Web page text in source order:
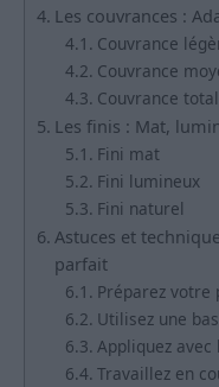
Les couvrances :
Couvrance
Couvrance
Couvrance
Les finis : Mat,
Fini mat
Fini lumineux
Fini naturel
Astuces et
parfait
Préparez votre
Utilisez une
Appliquez
Travaillez en